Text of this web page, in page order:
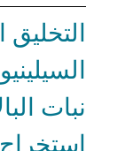
التخليق
نبات